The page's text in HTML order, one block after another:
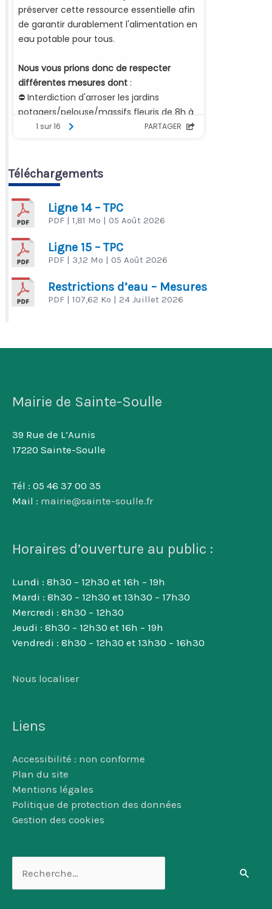
Téléchargements
Ligne 14 – TPC
PDF | 1,81 Mo | 05 Août 2026
Ligne 15 – TPC
PDF | 3,12 Mo | 05 Août 2026
Restrictions d’eau – Mesures
PDF | 107,62 Ko | 24 Juillet 2026
Mairie de Sainte-Soulle
39 Rue de L’Aunis
17220 Sainte-Soulle
Tél : 05 46 37 00 35
Mail : mairie@sainte-soulle.fr
Horaires d’ouverture au public :
Lundi : 8h30 – 12h30 et 16h – 19h
Mardi : 8h30 – 12h30 et 13h30 – 17h30
Mercredi : 8h30 – 12h30
Jeudi : 8h30 – 12h30 et 16h – 19h
Vendredi : 8h30 – 12h30 et 13h30 – 16h30
Nous localiser
Liens
Accessibilité : non conforme
Plan du site
Mentions légales
Politique de protection des données
Gestion des cookies